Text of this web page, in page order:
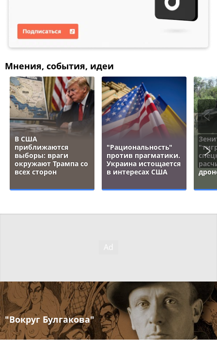
Мнения, события, идеи
В США
приближаются
выборы: враги
окружают Трампа со
всех сторон
"Рациональность"
против прагматики.
Украина истощается
в интересах США
"Вокруг Булгакова"